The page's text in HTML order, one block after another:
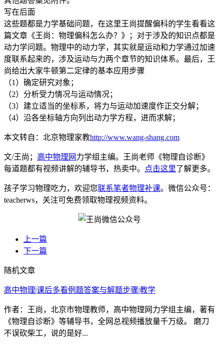
写在后面
这些题都是力学基础问题，在这里王尚提醒偏科的学生看看这
篇文章《王尚：物理偏科怎么办？》；对于涉及的知识点都是
动力学问题。物理中的动力学，其实就是运动和力学通过加速
度联系起来的，涉及运动与力两个章节的知识体系。最后，王
尚给出大家牛顿第二定律的基本应用步骤
（1）确定研究对象；
（2）分析受力情况与运动情况；
（3）建立适当的坐标系，将力与运动加速度作正交分解；
（4）沿各坐标轴方向列出动力学方程，进而求解；
本文转自：北京物理家教http://www.wang-shang.com
文/王尚； 高中物理网 力学组主编。王尚老师《物理自诊断》
每道题都有视频讲解的辅导书，热卖中。
点击这里了解更多。
孩子学习物理吃力，欢迎您联系笔者物理补课。微信公众号：
teacherws，关注可免费领取物理视频资料。
上一篇
下一篇
随机文章
高中物理|课后多看例题答案与解题步骤|教学
作者：王尚，北京市物理教师，高中物理网力学组主编，著有
《物理自诊断》等辅导书，全网总视频播放量千万级。 磨刀
不误砍柴工，说的是好...